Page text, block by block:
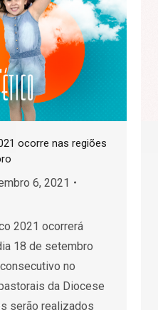
ocorre nas regiões
6, 2021
2021 ocorrerá
18 de setembro
no
da Diocese
serão realizados